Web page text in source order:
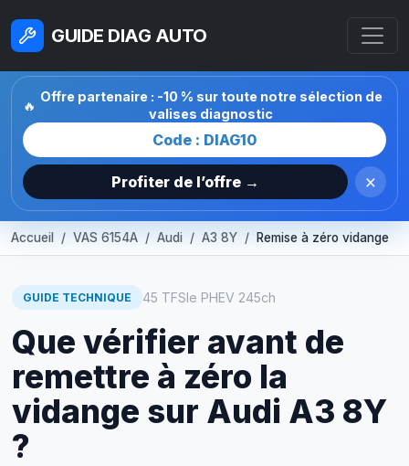
GUIDE DIAG AUTO
🔥
Offre partenaire : -10 % sur toute notre sélection de
valises diagnostic
Code : DIAG10
Profiter de l’offre → ×
Accueil VAS 6154A Audi A3 8Y Remise à zéro vidange
GUIDE TECHNIQUE 45 TFSIe PHEV 245ch
Que vérifier avant de
remettre à zéro la
vidange sur Audi A3 8Y
?